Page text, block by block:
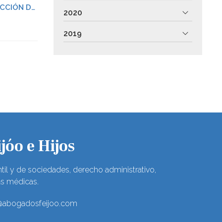
DE
2020
2019
e Hijos
y de sociedades, derecho administrativo,
médicas.